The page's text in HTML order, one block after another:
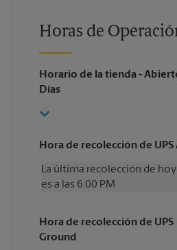
Horas de
Horario de la tienda -
Días
Hora de recolección de UPS
La última recolección de hoy
es a las 6:00 PM
Jueves
6:00 PM
Viernes
Hora de recolección de UPS
Ground